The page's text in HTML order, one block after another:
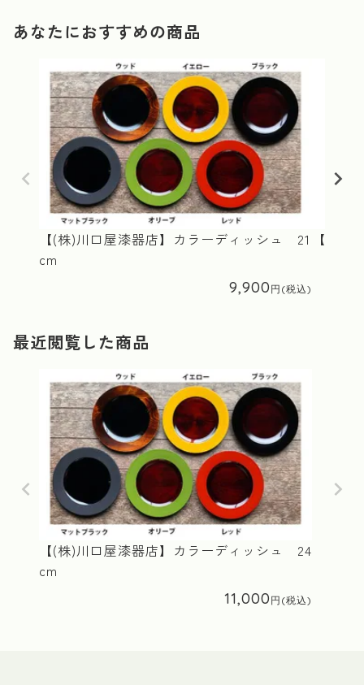
あなたにおすすめの商品
【(株)川口屋漆器店】カラーディッシュ 21
cm
9,900
【(株)
最近閲覧した商品
【(株)川口屋漆器店】カラーディッシュ 24
cm
11,000